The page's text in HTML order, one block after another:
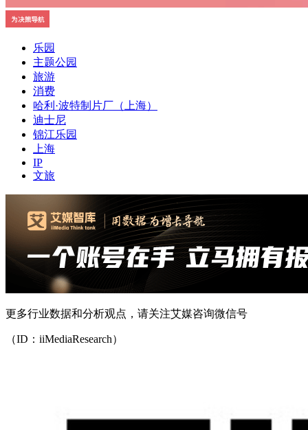
乐园
主题公园
旅游
消费
哈利·波特制片厂（上海）
迪士尼
锦江乐园
上海
IP
文旅
更多行业数据和分析观点，请关注艾媒咨询微信号
（ID：iiMediaResearch）